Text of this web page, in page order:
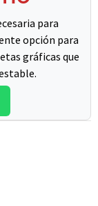
para
opción para
gráficas que